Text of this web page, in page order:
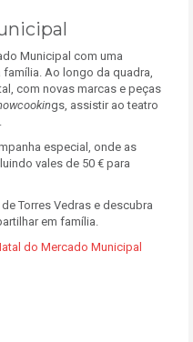
Municipal com uma
Ao longo da quadra,
com novas marcas e peças
gs, assistir ao teatro
especial, onde as
vales de 50 € para
Torres Vedras e descubra
em família.
do Mercado Municipal